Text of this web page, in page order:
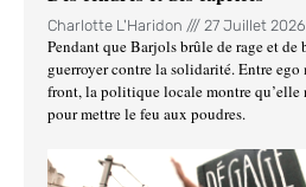
Charlotte L'Haridon 27 Juillet 2026
Pendant que Barjols brûle de rage et de
guerroyer contre la solidarité. Entre
front, la politique locale montre qu’elle
pour mettre le feu aux poudres.